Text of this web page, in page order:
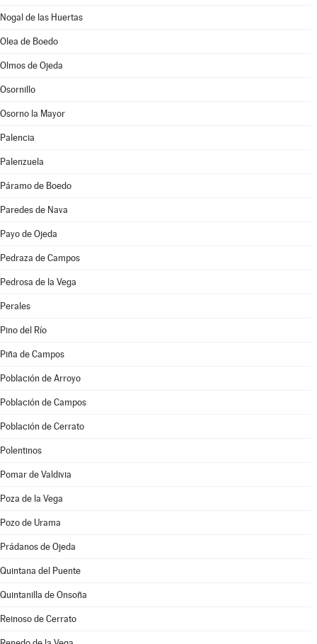
Nogal de las Huertas
Olea de Boedo
Olmos de Ojeda
Osornillo
Osorno la Mayor
Palencia
Palenzuela
Páramo de Boedo
Paredes de Nava
Payo de Ojeda
Pedraza de Campos
Pedrosa de la Vega
Perales
Pino del Río
Piña de Campos
Población de Arroyo
Población de Campos
Población de Cerrato
Polentinos
Pomar de Valdivia
Poza de la Vega
Pozo de Urama
Prádanos de Ojeda
Quintana del Puente
Quintanilla de Onsoña
Reinoso de Cerrato